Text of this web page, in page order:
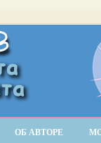
ОБ АВТОРЕ